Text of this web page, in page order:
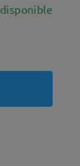
disponible